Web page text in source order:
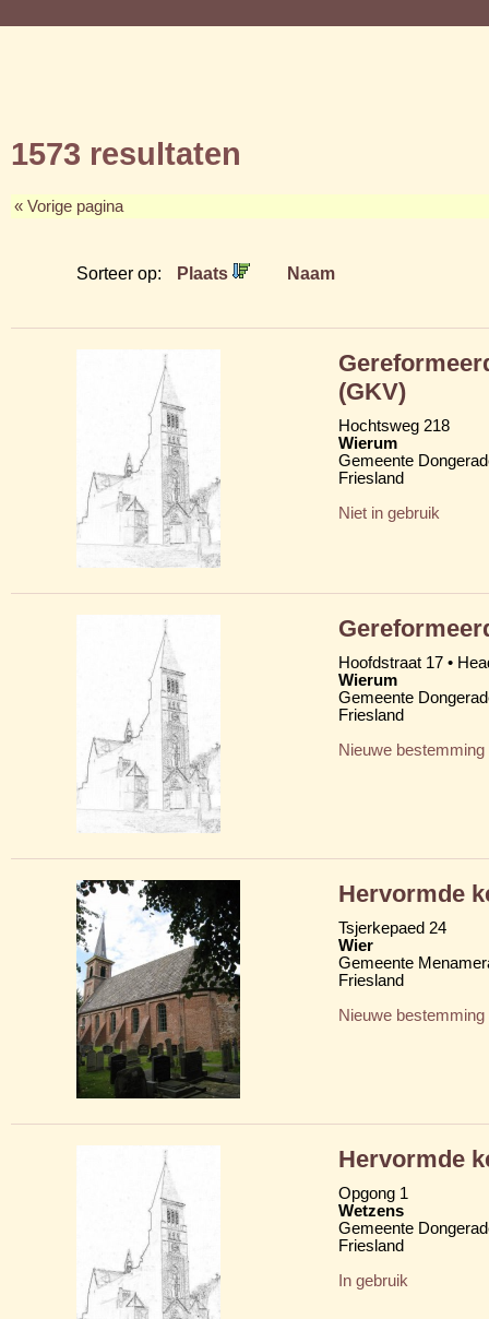
1573 resultaten
« Vorige pagina
Sorteer op: Plaats Naam
(GKV)
Hochtsweg 218
Wierum
Gemeente
Friesland
Niet in gebruik
Hoofdstraat 17 •
Wierum
Gemeente
Friesland
Nieuwe bestemming
Hervormde
Tsjerkepaed 24
Wier
Gemeente
Friesland
Nieuwe bestemming
Hervormde
Opgong 1
Wetzens
Gemeente
Friesland
In gebruik